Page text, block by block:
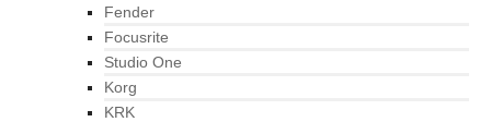
Fender
Focusrite
Studio One
Korg
KRK